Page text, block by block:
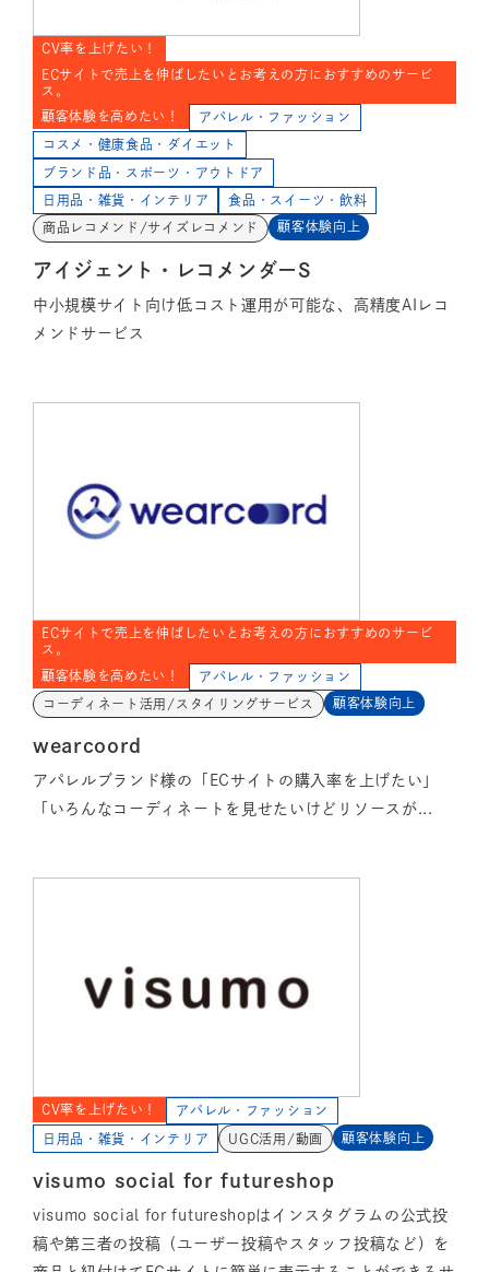
CV率を上げたい！
ECサイトで売上を伸ばしたいとお考えの方におすすめのサービ
ス。
顧客体験を高めたい！
アパレル・ファッション
コスメ・健康食品・ダイエット
ブランド品・スポーツ・アウトドア
日用品・雑貨・インテリア 食品・スイーツ・飲料
商品レコメンド/サイズレコメンド 顧客体験向上
アイジェント・レコメンダーS
中小規模サイト向け低コスト運用が可能な、高精度AIレコ
メンドサービス
ECサイトで売上を伸ばしたいとお考えの方におすすめのサービ
ス。
顧客体験を高めたい！
アパレル・ファッション
コーディネート活用/スタイリングサービス 顧客体験向上
wearcoord
アパレルブランド様の「ECサイトの購入率を上げたい」
「いろんなコーディネートを見せたいけどリソースが...
CV率を上げたい！ アパレル・ファッション
日用品・雑貨・インテリア UGC活用/動画 顧客体験向上
visumo social for futureshop
visumo social for futureshopはインスタグラムの公式投
稿や第三者の投稿（ユーザー投稿やスタッフ投稿など）を